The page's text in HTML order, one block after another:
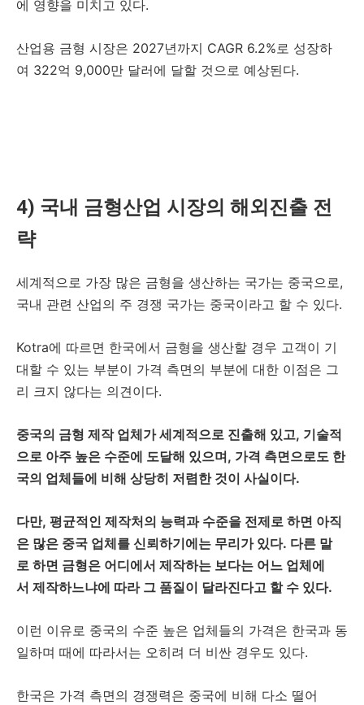
에 영향을 미치고 있다.
산업용 금형 시장은 2027년까지 CAGR 6.2%로 성장하
여 322억 9,000만 달러에 달할 것으로 예상된다.
4) 국내 금형산업 시장의 해외진출 전
략
세계적으로 가장 많은 금형을 생산하는 국가는 중국으로,
국내 관련 산업의 주 경쟁 국가는 중국이라고 할 수 있다.
Kotra에 따르면 한국에서 금형을 생산할 경우 고객이 기
대할 수 있는 부분이 가격 측면의 부분에 대한 이점은 그
리 크지 않다는 의견이다.
중국의 금형 제작 업체가 세계적으로 진출해 있고, 기술적
으로 아주 높은 수준에 도달해 있으며, 가격 측면으로도 한
국의 업체들에 비해 상당히 저렴한 것이 사실이다.
다만, 평균적인 제작처의 능력과 수준을 전제로 하면 아직
은 많은 중국 업체를 신뢰하기에는 무리가 있다. 다른 말
로 하면 금형은 어디에서 제작하는 보다는 어느 업체에
서 제작하느냐에 따라 그 품질이 달라진다고 할 수 있다.
이런 이유로 중국의 수준 높은 업체들의 가격은 한국과 동
일하며 때에 따라서는 오히려 더 비싼 경우도 있다.
한국은 가격 측면의 경쟁력은 중국에 비해 다소 떨어